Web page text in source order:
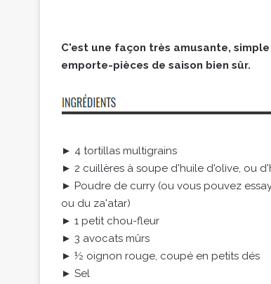
C'est une façon très amusante,
emporte-pièces de saison bien sûr.
► 4 tortillas multigrains
► 2 cuillères à soupe d'huile d'olive, ou
► Poudre de curry (ou vous pouvez
ou du za'atar)
► 1 petit chou-fleur
► 3 avocats mûrs
► ½ oignon rouge, coupé en petits dés
► Sel